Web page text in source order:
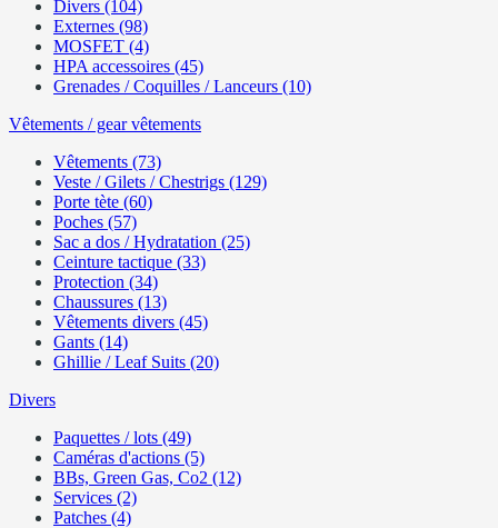
Divers (104)
Externes (98)
MOSFET (4)
HPA accessoires (45)
Grenades / Coquilles / Lanceurs (10)
Vêtements / gear vêtements
Vêtements (73)
Veste / Gilets / Chestrigs (129)
Porte tète (60)
Poches (57)
Sac a dos / Hydratation (25)
Ceinture tactique (33)
Protection (34)
Chaussures (13)
Vêtements divers (45)
Gants (14)
Ghillie / Leaf Suits (20)
Divers
Paquettes / lots (49)
Caméras d'actions (5)
BBs, Green Gas, Co2 (12)
Services (2)
Patches (4)